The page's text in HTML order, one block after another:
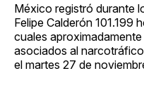
México registró durante
Felipe Calderón 101.199
cuales
asociados al
el martes 27 de